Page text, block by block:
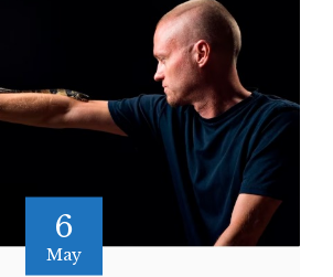
6
May